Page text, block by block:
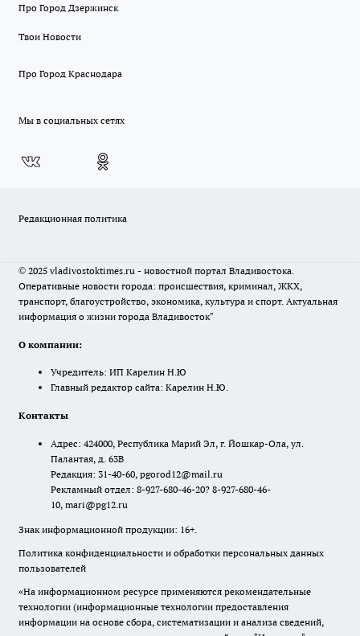
Про Город Дзержинск
Твои Новости
Про Город Краснодара
Мы в социальных сетях
Редакционная политика
© 2025 vladivostoktimes.ru - новостной портал Владивостока.
Оперативные новости города: происшествия, криминал, ЖКХ,
транспорт, благоустройство, экономика, культура и спорт. Актуальная
информация о жизни города Владивосток"
О компании:
Учредитель: ИП Карелин Н.Ю
Главный редактор сайта: Карелин Н.Ю.
Контакты
Адрес: 424000, Республика Марий Эл, г. Йошкар-Ола, ул.
Палантая, д. 63В
Редакция: 31-40-60, pgorod12@mail.ru
Рекламный отдел: 8-927-680-46-20? 8-927-680-46-
10, mari@pg12.ru
Знак информационной продукции: 16+.
Политика конфиденциальности и обработки персональных данных
пользователей
«На информационном ресурсе применяются рекомендательные
технологии (информационные технологии предоставления
информации на основе сбора, систематизации и анализа сведений,